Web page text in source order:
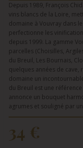
Depuis 1989, François
vins blancs de la Loire,
domaine à Vouvray dans
perfectionne les
depuis 1999. La gamme
parcelles (Choisilles,
du Breuil, Les Bournais,
quelques années de cave,
domaine un
du Breuil est une
annonce un bouquet
agrumes et souligné par
34 €